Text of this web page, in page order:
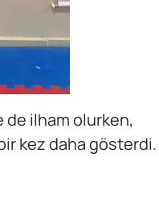
ilham olurken,
kez daha gösterdi.